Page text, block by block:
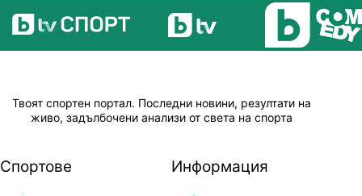
Твоят спортен портал. Последни новини, резултати на
живо, задълбочени анализи от света на спорта
Спортове Информация